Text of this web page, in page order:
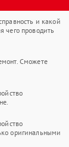
и какой
чего проводить
Сможете
оригинальными